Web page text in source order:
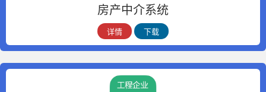
房产中介系统
详情 下载